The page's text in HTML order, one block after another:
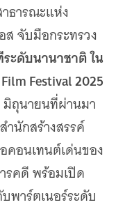
ธารณะแห่ง
จับมือกระทรวง
ระดับนานาชาติ ใน
Festival 2025
มิถุนายนที่ผ่านมา
นักสร้างสรรค์
คอนเทนต์เด่นของ
รคดี พร้อมเปิด
พาร์ตเนอร์ระดับ